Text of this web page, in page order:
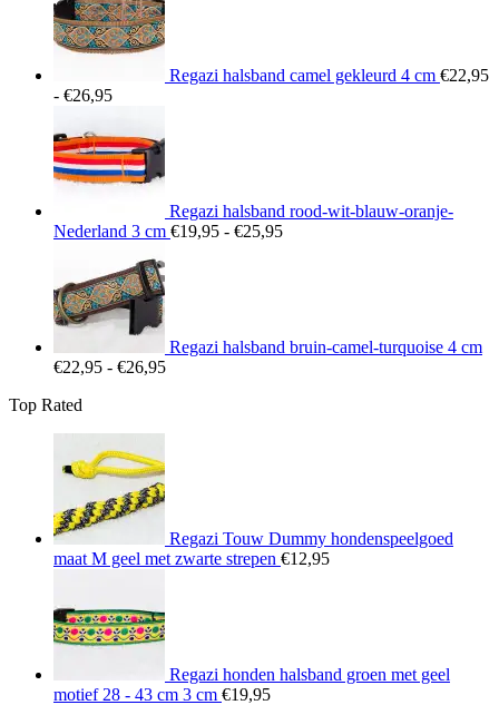
Regazi halsband camel gekleurd 4 cm €22,95
- €26,95Prijsklasse:
tot
€26,95
Regazi halsband rood-wit-blauw-oranje-
Nederland 3 cm €19,95 - €25,95Prijsklasse:
Regazi halsband bruin-camel-turquoise 4 cm
€22,95 - €26,95Prijsklasse:
Top Rated
Regazi Touw Dummy hondenspeelgoed
maat M geel met zwarte strepen €12,95
Regazi honden halsband groen met geel
motief 28 - 43 cm 3 cm €19,95